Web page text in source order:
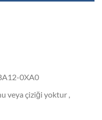
0XA0
veya çiziği yoktur ,